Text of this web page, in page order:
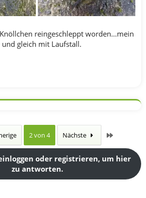
reingeschleppt worden...mein
gleich mit Laufstall.
2 von 4 Nächste
oder registrieren, um hier
zu antworten.